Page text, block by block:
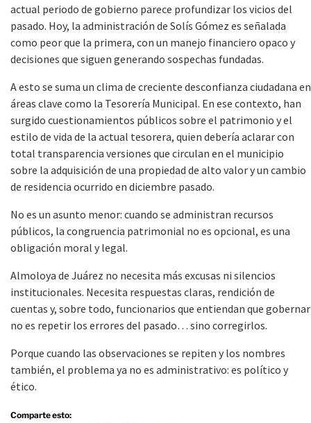
actual periodo de gobierno parece profundizar los vicios del
pasado. Hoy, la administración de Solís Gómez es señalada
como peor que la primera, con un manejo financiero opaco y
decisiones que siguen generando sospechas fundadas.
A esto se suma un clima de creciente desconfianza ciudadana en
áreas clave como la Tesorería Municipal. En ese contexto, han
surgido cuestionamientos públicos sobre el patrimonio y el
estilo de vida de la actual tesorera, quien debería aclarar con
total transparencia versiones que circulan en el municipio
sobre la adquisición de una propiedad de alto valor y un cambio
de residencia ocurrido en diciembre pasado.
No es un asunto menor: cuando se administran recursos
públicos, la congruencia patrimonial no es opcional, es una
obligación moral y legal.
Almoloya de Juárez no necesita más excusas ni silencios
institucionales. Necesita respuestas claras, rendición de
cuentas y, sobre todo, funcionarios que entiendan que gobernar
no es repetir los errores del pasado… sino corregirlos.
Porque cuando las observaciones se repiten y los nombres
también, el problema ya no es administrativo: es político y
ético.
Comparte esto: